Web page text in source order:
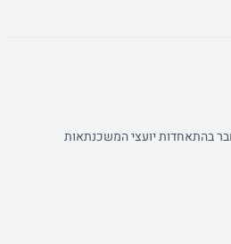
בהתאחדות יועצי המשכנתאות